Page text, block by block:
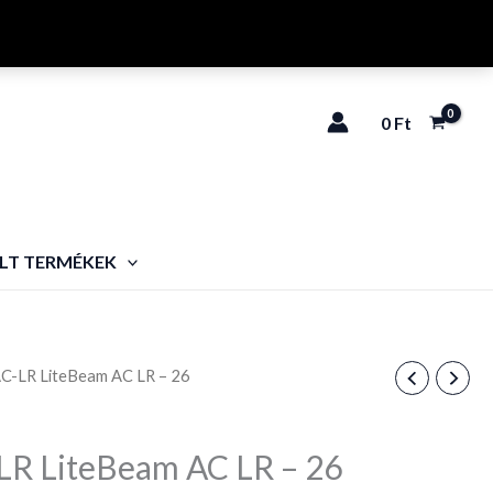
0 Ft
TERMÉKEK
LR LiteBeam AC LR – 26
LiteBeam AC LR – 26